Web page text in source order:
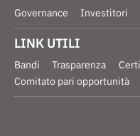
Governance Investitori
LINK UTILI
Bandi Trasparenza
Comitato pari opportunità